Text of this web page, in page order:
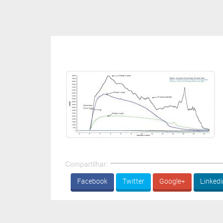
Compartilhar:
Facebook Twitter Google+